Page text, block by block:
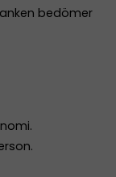
bedömer